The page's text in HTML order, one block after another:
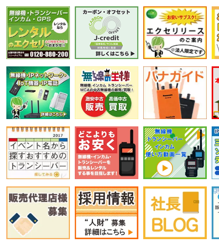
選択条件をリセット